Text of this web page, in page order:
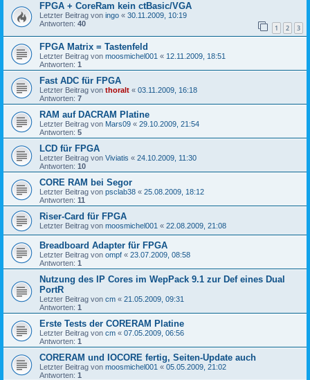
FPGA + CoreRam kein ctBasic/VGA
Letzter Beitrag von ingo « 30.11.2009, 10:19
Antworten: 40 1 2 3
FPGA Matrix = Tastenfeld
Letzter Beitrag von moosmichel001 « 12.11.2009, 18:51
Antworten: 1
Fast ADC für FPGA
Letzter Beitrag von thoralt « 03.11.2009, 16:18
Antworten: 7
RAM auf DACRAM Platine
Letzter Beitrag von Mars09 « 29.10.2009, 21:54
Antworten: 5
LCD für FPGA
Letzter Beitrag von Viviatis « 24.10.2009, 11:30
Antworten: 10
CORE RAM bei Segor
Letzter Beitrag von psclab38 « 25.08.2009, 18:12
Antworten: 11
Riser-Card für FPGA
Letzter Beitrag von moosmichel001 « 22.08.2009, 21:08
Breadboard Adapter für FPGA
Letzter Beitrag von ompf « 23.07.2009, 08:58
Antworten: 1
Nutzung des IP Cores im WepPack 9.1 zur Def eines Dual
PortR
Letzter Beitrag von cm « 21.05.2009, 09:31
Antworten: 1
Erste Tests der CORERAM Platine
Letzter Beitrag von cm « 07.05.2009, 06:56
Antworten: 1
CORERAM und IOCORE fertig, Seiten-Update auch
Letzter Beitrag von moosmichel001 « 05.05.2009, 21:02
Antworten: 1